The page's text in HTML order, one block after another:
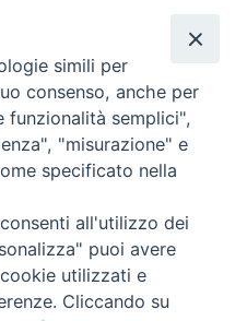
simili per
consenso, anche per
funzionalità semplici",
"misurazione" e
specificato nella
all'utilizzo dei
puoi avere
utilizzati e
Cliccando su